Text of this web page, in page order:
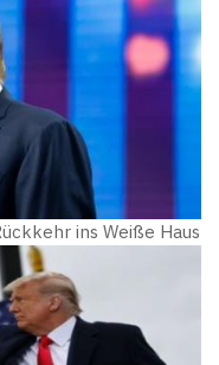
ins Weiße Haus